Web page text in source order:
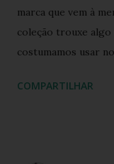
marca que vem à
coleção trouxe algo
costumamos usar
riqueza cultural do
COMPARTILHAR